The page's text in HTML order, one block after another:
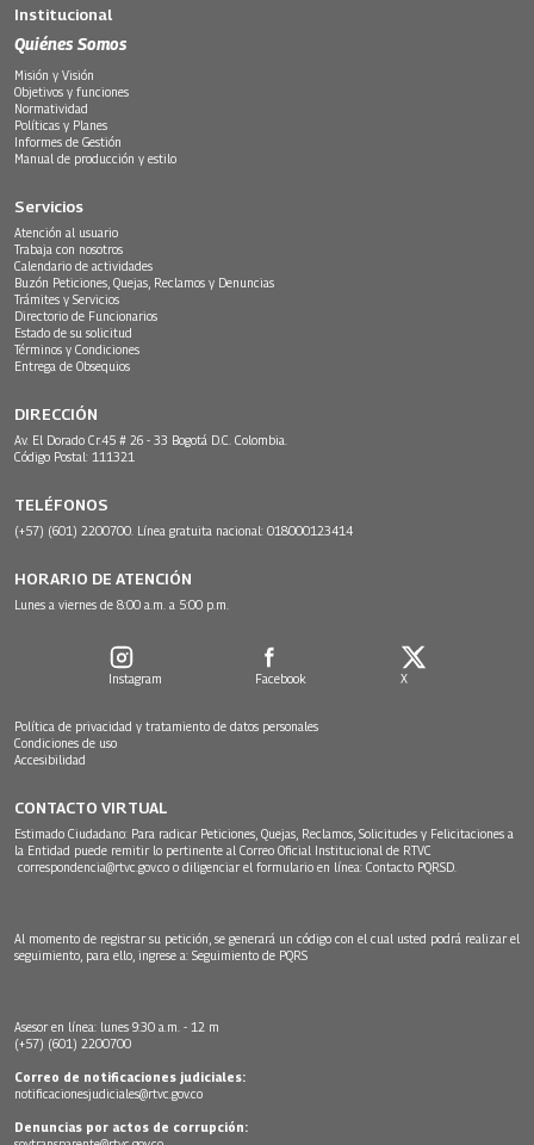
Institucional
Quiénes Somos
Misión y Visión
Objetivos y funciones
Normatividad
Políticas y Planes
Informes de Gestión
Manual de producción y estilo
Servicios
Atención al usuario
Trabaja con nosotros
Calendario de actividades
Buzón Peticiones, Quejas, Reclamos y Denuncias
Trámites y Servicios
Directorio de Funcionarios
Estado de su solicitud
Términos y Condiciones
Entrega de Obsequios
DIRECCIÓN
Av. El Dorado Cr.45 # 26 - 33 Bogotá D.C. Colombia.
Código Postal: 111321
TELÉFONOS
(+57) (601) 2200700. Línea gratuita nacional: 018000123414
HORARIO DE ATENCIÓN
Lunes a viernes de 8:00 a.m. a 5:00 p.m.
Instagram Facebook X
Política de privacidad y tratamiento de datos personales
Condiciones de uso
Accesibilidad
CONTACTO VIRTUAL
Estimado Ciudadano: Para radicar Peticiones, Quejas, Reclamos, Solicitudes y Felicitaciones a
la Entidad puede remitir lo pertinente al Correo Oficial Institucional de RTVC
correspondencia@rtvc.gov.co o diligenciar el formulario en línea: Contacto PQRSD.
Al momento de registrar su petición, se generará un código con el cual usted podrá realizar el
seguimiento, para ello, ingrese a: Seguimiento de PQRS
Asesor en línea: lunes 9:30 a.m. - 12 m
(+57) (601) 2200700
Correo de notificaciones judiciales:
notificacionesjudiciales@rtvc.gov.co
Denuncias por actos de corrupción: